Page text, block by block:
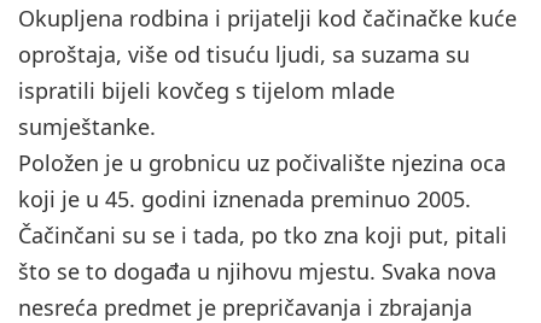
Okupljena rodbina i prijatelji kod čačinačke kuće
oproštaja, više od tisuću ljudi, sa suzama su
ispratili bijeli kovčeg s tijelom mlade
sumještanke.
Položen je u grobnicu uz počivalište njezina oca
koji je u 45. godini iznenada preminuo 2005.
Čačinčani su se i tada, po tko zna koji put, pitali
što se to događa u njihovu mjestu. Svaka nova
nesreća predmet je prepričavanja i zbrajanja